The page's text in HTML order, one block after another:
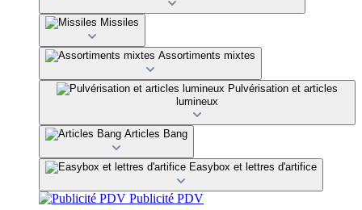
Missiles
Assortiments mixtes
Pulvérisation et articles
lumineux
Articles Bang
Easybox et lettres d'artifice
Publicité PDV